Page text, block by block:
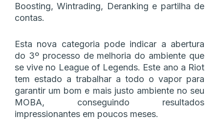
Boosting, Wintrading, Deranking e partilha de
contas.
Esta nova categoria pode indicar a abertura
do 3º processo de melhoria do ambiente que
se vive no League of Legends. Este ano a Riot
tem estado a trabalhar a todo o vapor para
garantir um bom e mais justo ambiente no seu
MOBA, conseguindo resultados
impressionantes em poucos meses.